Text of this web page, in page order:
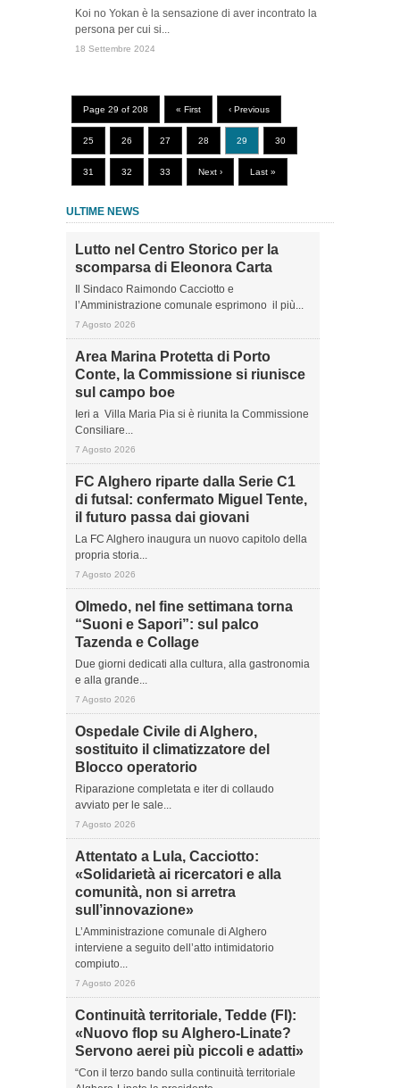
Koi no Yokan è la sensazione di aver incontrato la
persona per cui si...
18 Settembre 2024
Page 29 of 208 « First ‹ Previous
25 26 27 28 29 30
31 32 33 Next › Last »
ULTIME NEWS
Lutto nel Centro Storico per la
scomparsa di Eleonora Carta
Il Sindaco Raimondo Cacciotto e
l’Amministrazione comunale esprimono il più...
7 Agosto 2026
Area Marina Protetta di Porto
Conte, la Commissione si riunisce
sul campo boe
Ieri a Villa Maria Pia si è riunita la Commissione
Consiliare...
7 Agosto 2026
FC Alghero riparte dalla Serie C1
di futsal: confermato Miguel Tente,
il futuro passa dai giovani
La FC Alghero inaugura un nuovo capitolo della
propria storia...
7 Agosto 2026
Olmedo, nel fine settimana torna
“Suoni e Sapori”: sul palco
Tazenda e Collage
Due giorni dedicati alla cultura, alla gastronomia
e alla grande...
7 Agosto 2026
Ospedale Civile di Alghero,
sostituito il climatizzatore del
Blocco operatorio
Riparazione completata e iter di collaudo
avviato per le sale...
7 Agosto 2026
Attentato a Lula, Cacciotto:
«Solidarietà ai ricercatori e alla
comunità, non si arretra
sull’innovazione»
L’Amministrazione comunale di Alghero
interviene a seguito dell’atto intimidatorio
compiuto...
7 Agosto 2026
Continuità territoriale, Tedde (FI):
«Nuovo flop su Alghero-Linate?
Servono aerei più piccoli e adatti»
“Con il terzo bando sulla continuità territoriale